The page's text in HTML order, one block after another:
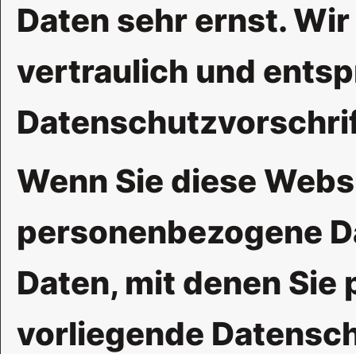
Daten sehr ernst.
vertraulich und
Wenn Sie diese
personenbezogene
Daten, mit denen
vorliegende